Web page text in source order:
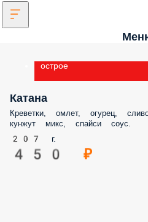
острое
Катана
Креветки, омлет, огурец, сливочный
соус.
207 г.
450 ₽